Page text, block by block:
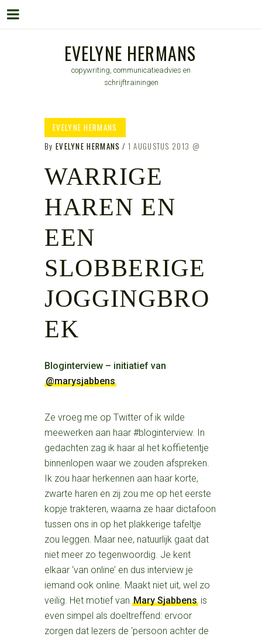
EVELYNE HERMANS
copywriting, communicatieadvies en
schrijftrainingen
EVELYNE HERMANS
By EVELYNE HERMANS 1 AUGUSTUS 2013
WARRIGE
HAREN EN
EEN
SLOBBERIGE
JOGGINGBRO
EK
Bloginterview – initiatief van
@marysjabbens
Ze vroeg me op Twitter of ik wilde
meewerken aan haar #bloginterview. In
gedachten zag ik haar al het koffietentje
binnenlopen waar we zouden afspreken.
Ik zou haar herkennen aan haar korte,
zwarte haren en zij zou me op het eerste
kopje trakteren, waarna ze haar dictafoon
tussen ons in op het plakkerige tafeltje
zou leggen. Maar nee, natuurlijk gaat dat
niet meer zo tegenwoordig. Je kent
elkaar ‘van online’ en dus interview je
iemand ook online. Maakt niet uit, wel zo
veilig. Het motief van Mary Sjabbens is
even simpel als doeltreffend: ervoor
zorgen dat lezers de ‘persoon achter de
Menu